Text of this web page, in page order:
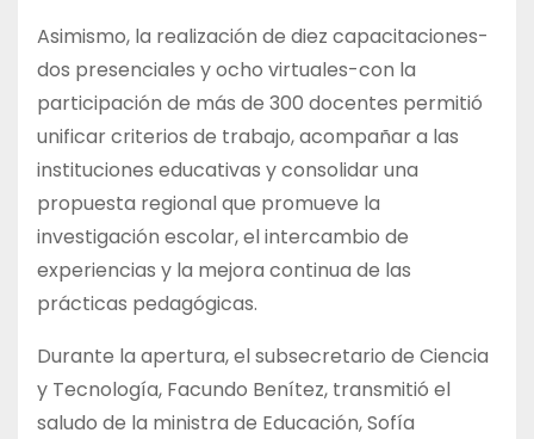
Asimismo, la realización de diez capacitaciones-
dos presenciales y ocho virtuales-con la
participación de más de 300 docentes permitió
unificar criterios de trabajo, acompañar a las
instituciones educativas y consolidar una
propuesta regional que promueve la
investigación escolar, el intercambio de
experiencias y la mejora continua de las
prácticas pedagógicas.
Durante la apertura, el subsecretario de Ciencia
y Tecnología, Facundo Benítez, transmitió el
saludo de la ministra de Educación, Sofía